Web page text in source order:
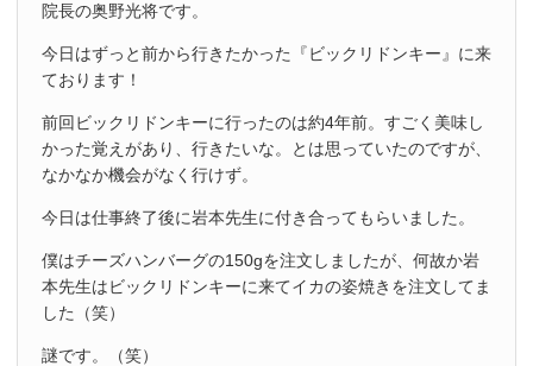
院長の奥野光将です。
今日はずっと前から行きたかった『ビックリドンキー』に来
ております！
前回ビックリドンキーに行ったのは約4年前。すごく美味し
かった覚えがあり、行きたいな。とは思っていたのですが、
なかなか機会がなく行けず。
今日は仕事終了後に岩本先生に付き合ってもらいました。
僕はチーズハンバーグの150gを注文しましたが、何故か岩
本先生はビックリドンキーに来てイカの姿焼きを注文してま
した（笑）
謎です。（笑）